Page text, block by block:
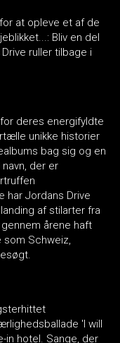
at opleve et af de
Bliv en del
ruller tilbage i
deres energifyldte
unikke historier
bag sig og en
der er
har Jordans Drive
af stilarter fra
årene haft
Schweiz,
'I will
in hotel. Sange, der